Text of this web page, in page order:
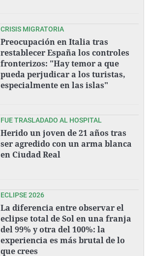
CRISIS MIGRATORIA
Preocupación en Italia tras
restablecer España los controles
fronterizos: "Hay temor a que
pueda perjudicar a los turistas,
especialmente en las islas"
FUE TRASLADADO AL HOSPITAL
Herido un joven de 21 años tras
ser agredido con un arma blanca
en Ciudad Real
ECLIPSE 2026
La diferencia entre observar el
eclipse total de Sol en una franja
del 99% y otra del 100%: la
experiencia es más brutal de lo
que crees